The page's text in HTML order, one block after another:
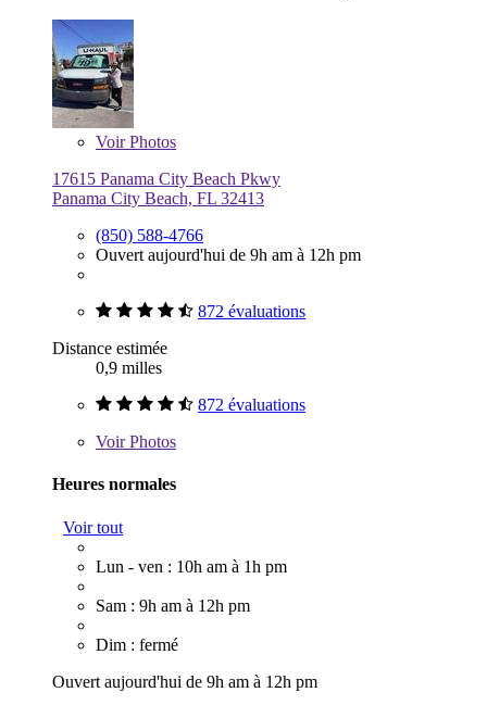
VoirPhotos
17615 Panama City Beach Pkwy
Panama City Beach, FL 32413
(850) 588-4766
Ouvert aujourd'hui de 9h am à 12h pm
872 évaluations
Distance estimée
0,9 milles
872 évaluations
VoirPhotos
Heures normales
Voir tout
Lun - ven : 10h am à 1h pm
Sam : 9h am à 12h pm
Dim : fermé
Ouvert aujourd'hui de 9h am à 12h pm